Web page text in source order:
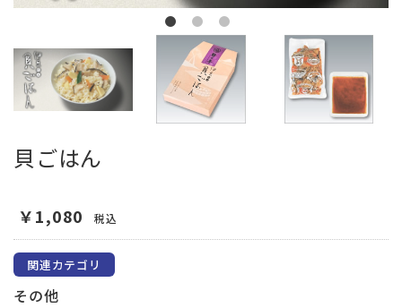
貝ごはん
￥1,080 税込
関連カテゴリ
その他